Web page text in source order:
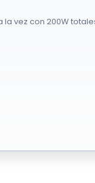
la vez con 200W